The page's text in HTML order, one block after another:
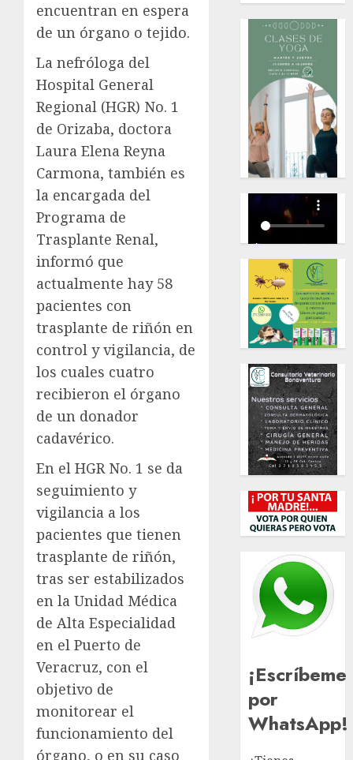
encuentran en espera
de un órgano o tejido.
La nefróloga del
Hospital General
Regional (HGR) No. 1
de Orizaba, doctora
Laura Elena Reyna
Carmona, también es
la encargada del
Programa de
Trasplante Renal,
informó que
actualmente hay 58
pacientes con
trasplante de riñón en
control y vigilancia, de
los cuales cuatro
recibieron el órgano
de un donador
cadavérico.
En el HGR No. 1 se da
seguimiento y
vigilancia a los
pacientes que tienen
trasplante de riñón,
tras ser estabilizados
en la Unidad Médica
de Alta Especialidad
en el Puerto de
Veracruz, con el
objetivo de
monitorear el
funcionamiento del
órgano, o en su caso
¡Escríbeme
por
WhatsApp!